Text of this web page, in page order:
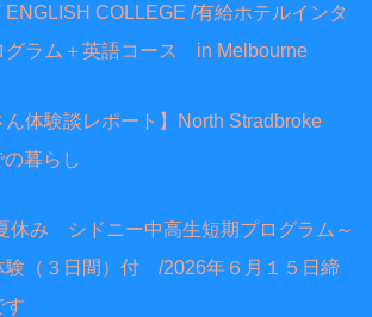
ENGLISH COLLEGE /有給ホテルインタ
グラム＋英語コース in Melbourne
ん体験談レポート】North Stradbroke
の暮らし
休み シドニー中高生短期プログラム～
験（３日間）付 /2026年６月１５日締
す